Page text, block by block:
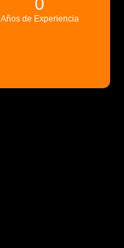
Años de Experiencia